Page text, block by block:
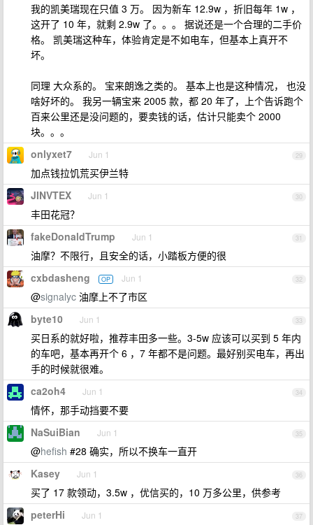
我的凯美瑞现在只值 3 万。 因为新车 12.9w ，折旧每年 1w ，
这开了 10 年，就剩 2.9w 了。。。 据说还是一个合理的二手价
格。 凯美瑞这种车，体验肯定是不如电车，但基本上真开不
坏。
同理 大众系的。 宝来朗逸之类的。 基本上也是这种情况， 也没
啥好坏的。 我另一辆宝来 2005 款，都 20 年了，上个告诉跑个
百来公里还是没问题的，要卖钱的话，估计只能卖个 2000
块。。。
29
onlyxet7 Jun 1
加点钱拉饥荒买伊兰特
30
JINVTEX Jun 1
丰田花冠？
31
fakeDonaldTrump Jun 1
油摩？不限行，且安全的话，小踏板方便的很
32
cxbdasheng OP Jun 1
@signalyc 油摩上不了市区
33
byte10 Jun 1
买日系的就好啦，推荐丰田多一些。3-5w 应该可以买到 5 年内
的车吧，基本再开个 6 ，7 年都不是问题。最好别买电车，再出
手的时候就很难。
34
ca2oh4 Jun 1
情怀，那手动挡要不要
35
NaSuiBian Jun 1
@hefish #28 确实，所以不换车一直开
36
Kasey Jun 1
买了 17 款领动，3.5w ，优信买的，10 万多公里，供参考
37
peterHi Jun 1